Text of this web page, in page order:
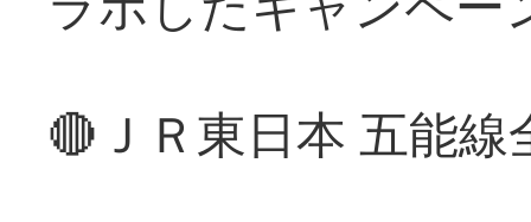
🔴ＪＲ東日本 五能